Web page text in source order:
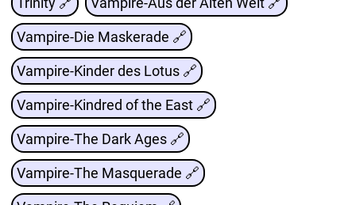
Vampire-Die Maskerade 🔗
Vampire-Kinder des Lotus 🔗
Vampire-Kindred of the East 🔗
Vampire-The Dark Ages 🔗
Vampire-The Masquerade 🔗